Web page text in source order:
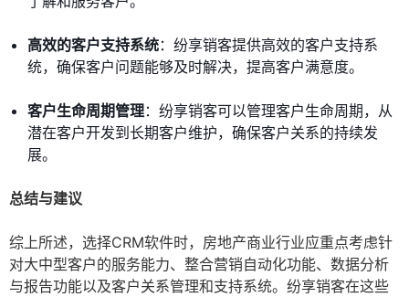
高效的客户支持系统：纷享销客提供高效的客户支持系
统，确保客户问题能够及时解决，提高客户满意度。
客户生命周期管理：纷享销客可以管理客户生命周期，从
潜在客户开发到长期客户维护，确保客户关系的持续发
展。
总结与建议
综上所述，选择CRM软件时，房地产商业行业应重点考虑针
对大中型客户的服务能力、整合营销自动化功能、数据分析
与报告功能以及客户关系管理和支持系统。纷享销客在这些